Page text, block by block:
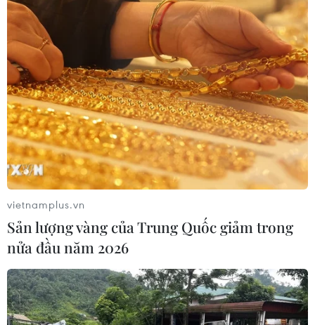
vietnamplus.vn
Sản lượng vàng của Trung Quốc giảm trong
nửa đầu năm 2026